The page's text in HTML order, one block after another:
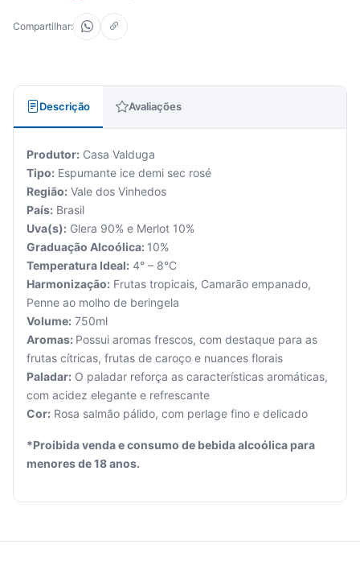
Seu
carrinho
está
vazio.
para
Compartilhar:
Descrição Avaliações
Produtor: Casa Valduga
Tipo: Espumante ice demi sec rosé
Região: Vale dos Vinhedos
País: Brasil
Uva(s): Glera 90% e Merlot 10%
Graduação Alcoólica: 10%
Temperatura Ideal: 4° – 8°C
Harmonização: Frutas tropicais, Camarão empanado,
Penne ao molho de beringela
Volume: 750ml
Aromas: Possui aromas frescos, com destaque para as
frutas cítricas, frutas de caroço e nuances florais
Paladar: O paladar reforça as características aromáticas,
com acidez elegante e refrescante
Cor: Rosa salmão pálido, com perlage fino e delicado
*Proibida venda e consumo de bebida alcoólica para
menores de 18 anos.